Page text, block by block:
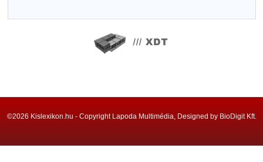
©2026 Kislexikon.hu - Copyright Lapoda Multimédia, Designed by BioDigit Kft.